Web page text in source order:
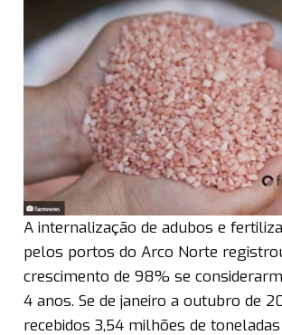
A internalização de adubos e
pelos portos do Arco Norte
crescimento de 98% se
4 anos. Se de janeiro a outubro de
recebidos 3,54 milhões de